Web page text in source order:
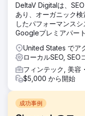
DeltaV Digitalは、
あり、オーガニック
したパフォーマンス
Googleプレミアパー
United States でア
ローカルSEO, SEO
フィンテック, 美容
$5,000 から開始
成功事例